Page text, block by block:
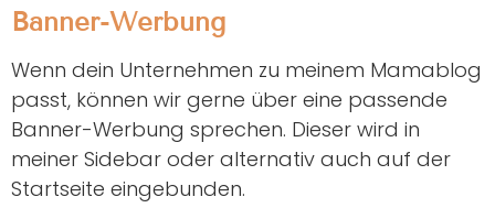
Banner-Werbung
Wenn dein Unternehmen zu meinem Mamablog
passt, können wir gerne über eine passende
Banner-Werbung sprechen. Dieser wird in
meiner Sidebar oder alternativ auch auf der
Startseite eingebunden.